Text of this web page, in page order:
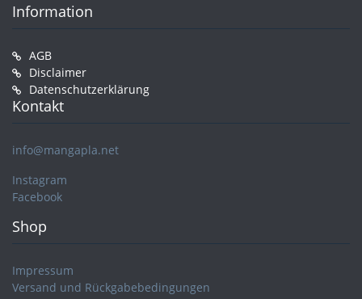
Information
AGB
Disclaimer
Datenschutzerklärung
Kontakt
info@mangapla.net
Instagram
Facebook
Shop
Impressum
Versand und Rückgabebedingungen